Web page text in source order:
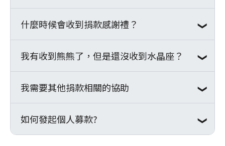
4. 匯款有異狀，須改為分期扣款，並要求核
對個人資料。
微客提醒您，我們不會在非上班時間致電給
ATM或網銀，以及提供銀行電話、信用卡或
「＋」號、「＋2」、「＋886」、
「0886」等，或聽到「解除設定」、「分期
的每一筆捐款都能夠在每年的報稅時節提出
抵稅！
不過必須附上我們寄給您的捐款收據，並且
要確定收據上有載明「捐款人姓名、身份證
是捐款時，勾選「本人同意微客將捐款資料
協助您上傳至財政部。
●關於「身分證字號」，當捐款人 (個人或
是公司行號) 在每年的報稅時節需要捐款收
據做為抵稅證明時，捐款收據資料必須附上
捐款人的身份證字號 (或是公司的統一編
號)，因此我們才會在金流系統上設定身分
需求，不填寫是沒問題的！
什麼時候會收到捐款感謝禮？
會在當月成功捐款後，於隔月月中前，以便
利帶物流系統寄出。
若於隔月月底前仍未收到，請來信
(fund@waker.org.tw)或來電(02-33225103
分機5)詢問。
我有收到熊熊了，但是還沒收到水晶座？
由於水晶座會須要另外刻印，所以會比熊熊
約晚一個禮拜以便利帶物流系統寄出。
我需要其他捐款相關的協助
如有以下需求：
●修改捐款資料（更改信用卡卡號/有效月
如何發起個人募款?